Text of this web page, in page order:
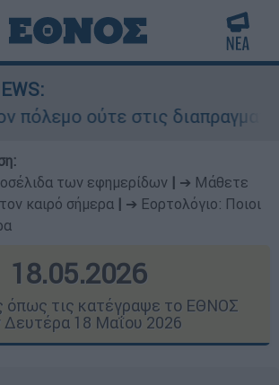
- Οι έξι
των εφημερίδων
➔ Μάθετε
καιρό σήμερα
➔ Εορτολόγιο: Ποιοι
18.05.2026
όπως τις κατέγραψε το ΕΘΝΟΣ
Δευτέρα 18 Μαΐου 2026